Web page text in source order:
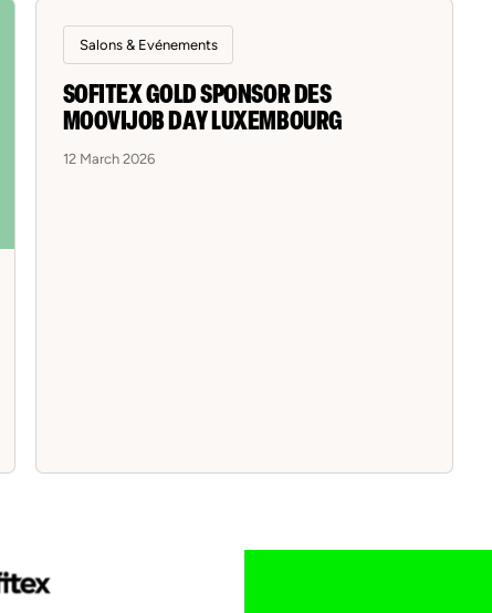
Salons & Evénements
SOFITEX GOLD SPONSOR DES
MOOVIJOB DAY LUXEMBOURG
12 March 2026